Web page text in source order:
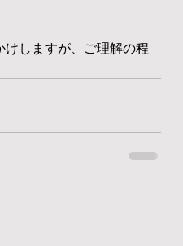
しますが、ご理解の程